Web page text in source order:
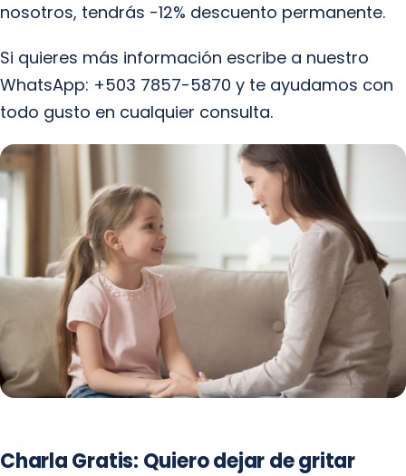
nosotros, tendrás -12% descuento permanente.
Si quieres más información escribe a nuestro
WhatsApp: +503 7857-5870 y te ayudamos con
todo gusto en cualquier consulta.
Charla Gratis: Quiero dejar de gritar